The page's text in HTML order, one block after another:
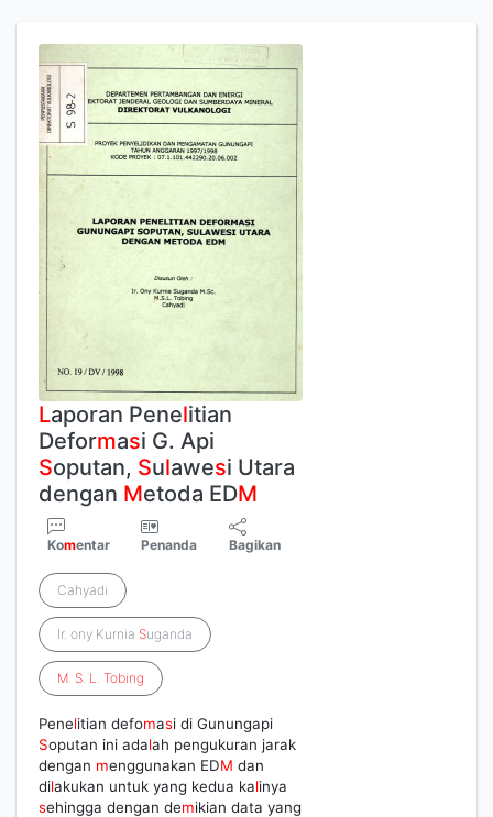
Laporan Penelitian
Deformasi G. Api
Soputan, Sulawesi Utara
dengan Metoda EDM
Komentar Penanda Bagikan
Cahyadi
Ir. ony Kurnia Suganda
M. S. L. Tobing
Penelitian defomasi di Gunungapi
Soputan ini adalah pengukuran jarak
dengan menggunakan EDM dan
dilakukan untuk yang kedua kalinya
sehingga dengan demikian data yang